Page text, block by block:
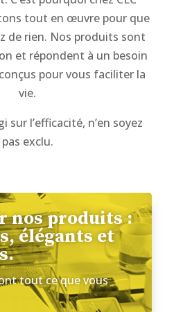
tout en œuvre pour que
de rien. Nos produits sont
et répondent à un besoin
pour vous faciliter la
vie.
sur l’efficacité, n’en soyez
pas exclu.
nos produits :
élégants et
tout ce que vous